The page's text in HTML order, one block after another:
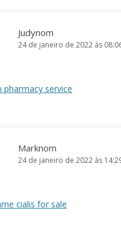
Judynom
24 de janeiro de 2022 às
pharmacy service
Marknom
24 de janeiro de 2022 às
cialis for sale